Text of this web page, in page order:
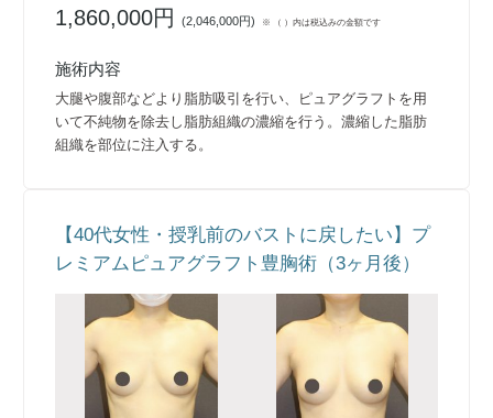
1,860,000円(2,046,000円) ※ （ ）内は税込みの金額です
施術内容
大腿や腹部などより脂肪吸引を行い、ピュアグラフトを用
いて不純物を除去し脂肪組織の濃縮を行う。濃縮した脂肪
組織を部位に注入する。
【40代女性・授乳前のバストに戻したい】プ
レミアムピュアグラフト豊胸術（3ヶ月後）